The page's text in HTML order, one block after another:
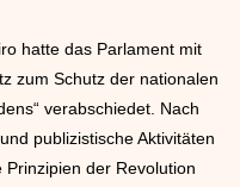
hatte das Parlament mit
zum Schutz der nationalen
verabschiedet. Nach
publizistische Aktivitäten
der Revolution